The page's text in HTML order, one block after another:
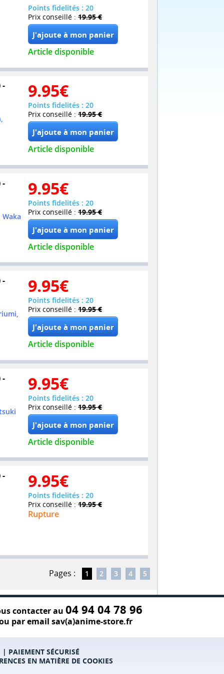
Points fidelités : 20
Prix conseillé : 19.95 €
Article disponible
- 9.95€
Points fidelités : 20
Prix conseillé : 19.95 €
Article disponible
- 9.95€
Points fidelités : 20
Prix conseillé : 19.95 €
Article disponible
- 9.95€
Points fidelités : 20
Prix conseillé : 19.95 €
Article disponible
- 9.95€
Points fidelités : 20
Prix conseillé : 19.95 €
Article disponible
- 9.95€
Points fidelités : 20
Prix conseillé : 19.95 €
Rupture
Pages : 1 2 3 4 5
contacter au 04 94 04 78 96
par email sav(a)anime-store.fr
| PAIEMENT SÉCURISÉ
EN MATIÈRE DE COOKIES